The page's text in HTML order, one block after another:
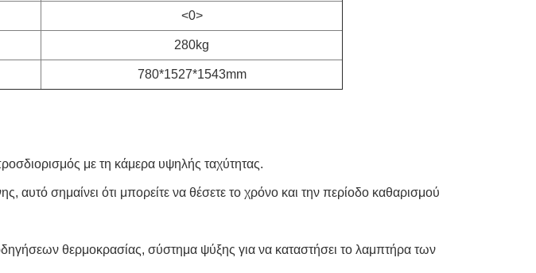
<0>
280kg
780*1527*1543mm
με τη κάμερα υψηλής ταχύτητας.
αυτό σημαίνει ότι μπορείτε να θέσετε το χρόνο και την περίοδο καθαρισμού
θερμοκρασίας, σύστημα ψύξης για να καταστήσει το λαμπτήρα των